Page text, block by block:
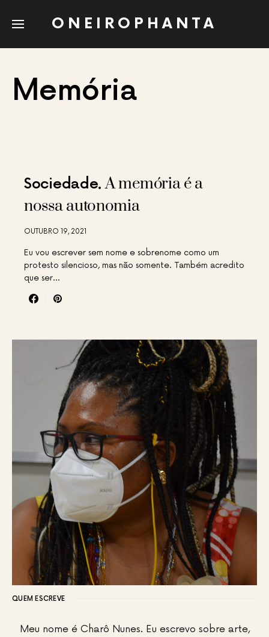
ONEIROPHANTA
Memória
Sociedade A memória é a
nossa autonomia
OUTUBRO 19, 2021
Eu vou escrever sem nome e sobrenome como um
protesto silencioso, mas não somente. Também acredito
que ser…
QUEM ESCREVE
Meu nome é Charô Nunes. Eu escrevo sobre arte,